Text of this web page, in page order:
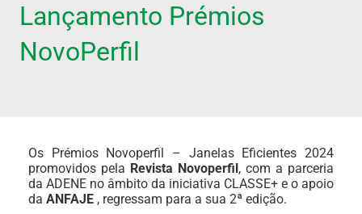
Lançamento Prémios
NovoPerfil
Os Prémios Novoperfil – Janelas Eficientes 2024
promovidos pela Revista Novoperfil , com a parceria
da ADENE no âmbito da iniciativa CLASSE+ e o apoio
da ANFAJE , regressam para a sua 2ª edição.